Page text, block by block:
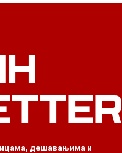
дешавањима и